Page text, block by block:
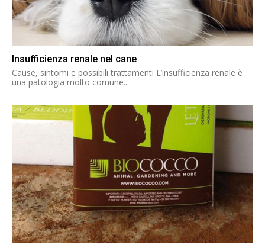
Insufficienza renale nel cane
Cause, sintomi e possibili trattamenti L’insufficienza renale è
una patologia molto comune...